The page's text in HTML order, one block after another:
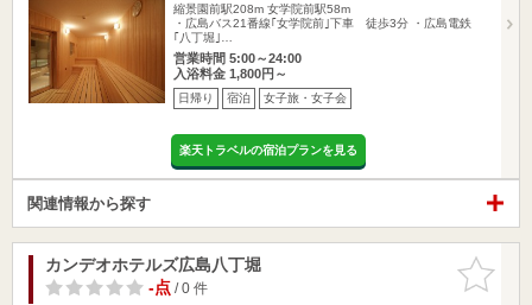
縮景園前駅208m 女学院前駅58m
・広島バス21番線｢女学院前｣下車 徒歩3分 ・広島電鉄
｢八丁堀｣…
営業時間 5:00～24:00
入浴料金 1,800円～
日帰り 宿泊 女子旅・女子会
楽天トラベルの宿泊プランを見る
関連情報から探す
お気に入
りに追加
カンデオホテルズ広島八丁堀
-点/ 0 件